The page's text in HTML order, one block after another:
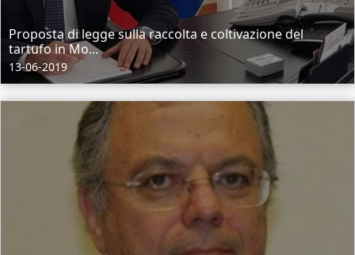
Proposta di legge sulla raccolta e coltivazione del
tartufo in Mo...
13-06-2019